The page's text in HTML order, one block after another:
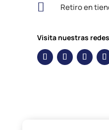
 Retiro en
Visita nuestras redes